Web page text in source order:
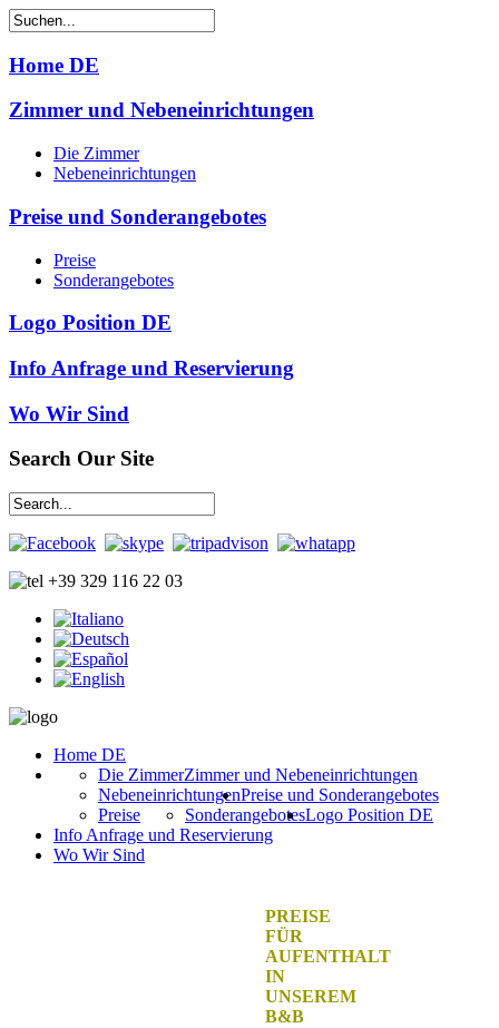
Home DE
Zimmer und Nebeneinrichtungen
Die Zimmer
Nebeneinrichtungen
Preise und Sonderangebotes
Preise
Sonderangebotes
Logo Position DE
Info Anfrage und Reservierung
Wo Wir Sind
Search Our Site
+39 329 116 22 03
Home DE
Zimmer und Nebeneinrichtungen
Die Zimmer
NebeneinrichtungenPreise und Sonderangebotes
Preise
SonderangebotesLogo Position DE
Info Anfrage und Reservierung
Wo Wir Sind
PREISE
FÜR
AUFENTHALT
IN
UNSEREM
B&B